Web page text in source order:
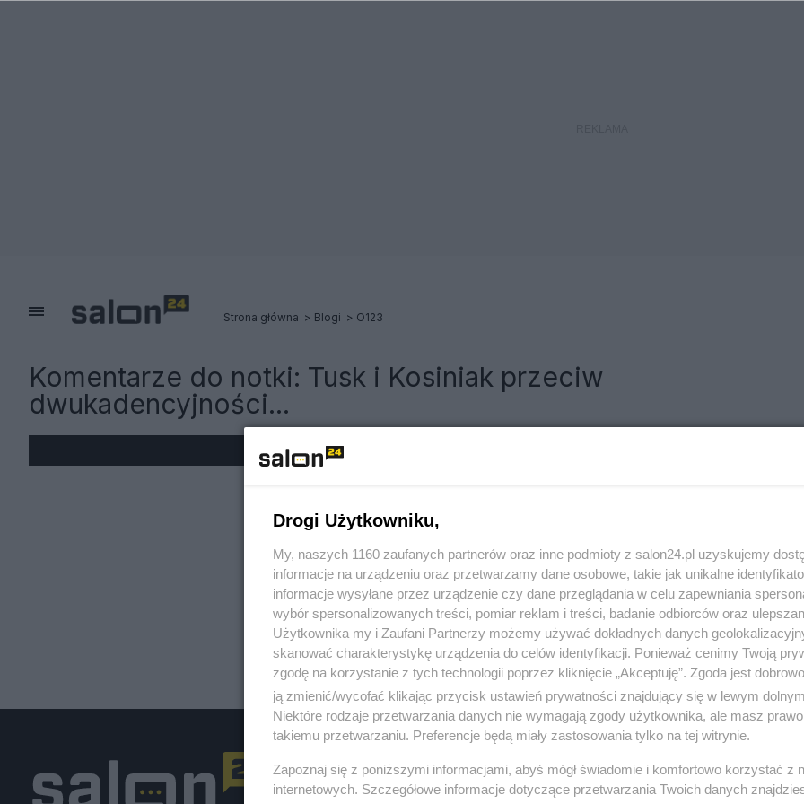
Strona główna Blogi O123
Komentarze do notki: Tusk i Kosiniak przeciw
dwukadencyjności...
Polityka
PiS
Gospodarka
Biznes
Drogi Użytkowniku,
My, naszych 1160 zaufanych partnerów oraz inne podmioty z salon24.pl uzyskujemy
informacje na urządzeniu oraz przetwarzamy dane osobowe, takie jak unikalne
informacje wysyłane przez urządzenie czy dane przeglądania w celu zapewniania
wybór spersonalizowanych treści, pomiar reklam i treści, badanie odbiorców oraz
Użytkownika my i Zaufani Partnerzy możemy używać dokładnych danych
skanować charakterystykę urządzenia do celów identyfikacji. Ponieważ cenimy Twoją
zgodę na korzystanie z tych technologii poprzez kliknięcie „Akceptuję”. Zgoda jest
ją zmienić/wycofać klikając przycisk ustawień prywatności znajdujący się w lewym
Niektóre rodzaje przetwarzania danych nie wymagają zgody użytkownika, ale masz
takiemu przetwarzaniu. Preferencje będą miały zastosowania tylko na tej witrynie.
Zapoznaj się z poniższymi informacjami, abyś mógł świadomie i komfortowo korzystać z
internetowych. Szczegółowe informacje dotyczące przetwarzania Twoich danych